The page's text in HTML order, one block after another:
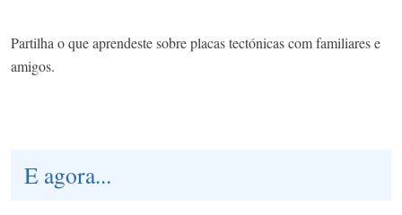
Partilha o que aprendeste sobre placas tectónicas com familiares e
amigos.
E agora...